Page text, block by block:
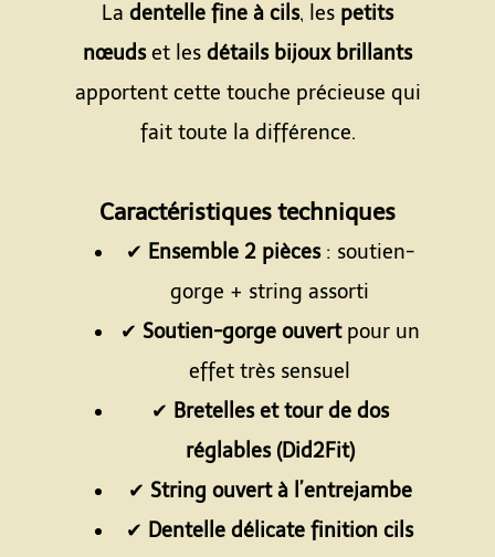
La dentelle fine à cils, les petits
nœudset les détails bijoux brillants
apportent cette touche précieuse qui
fait toute la différence.
Caractéristiques techniques
✔ Ensemble 2 pièces: soutien-
gorge + string assorti
✔ Soutien-gorge ouvertpour un
effet très sensuel
✔ Bretelles et tour de dos
réglables (Did2Fit)
✔ String ouvert à l’entrejambe
✔ Dentelle délicate finition cils